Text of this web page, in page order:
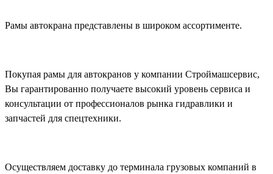
Рамы автокрана представлены в широком ассортименте.
Покупая рамы для автокранов у компании Строймашсервис,
Вы гарантированно получаете высокий уровень сервиса и
консультации от профессионалов рынка гидравлики и
запчастей для спецтехники.
Осуществляем доставку до терминала грузовых компаний в